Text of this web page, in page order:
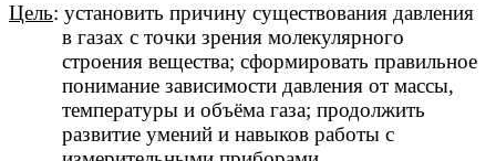
Цель: установить причину существования давления
в газах с точки зрения молекулярного
строения вещества; сформировать правильное
понимание зависимости давления от массы,
температуры и объёма газа; продолжить
развитие умений и навыков работы с